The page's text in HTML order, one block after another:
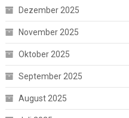
Dezember 2025
November 2025
Oktober 2025
September 2025
August 2025